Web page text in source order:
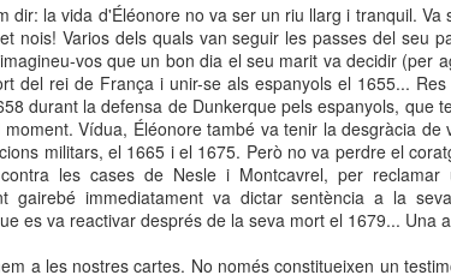
dir: la vida d'Éléonore no va ser un riu llarg i tranquil. Va
nois! Varios dels quals van seguir les passes del seu
vos que un bon dia el seu marit va decidir (per
del rei de França i unir-se als espanyols el 1655...
durant la defensa de Dunkerque pels espanyols, que
moment. Vídua, Éléonore també va tenir la desgràcia de
militars, el 1665 i el 1675. Però no va perdre el
les cases de Nesle i Montcavrel, per
gairebé immediatament va dictar sentència a la
es va reactivar després de la seva mort el 1679... Una
a les nostres cartes. No només constitueixen un